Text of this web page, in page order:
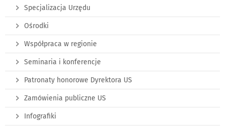
Specjalizacja Urzędu
Ośrodki
Współpraca w regionie
Seminaria i konferencje
Patronaty honorowe Dyrektora US
Zamówienia publiczne US
Infografiki